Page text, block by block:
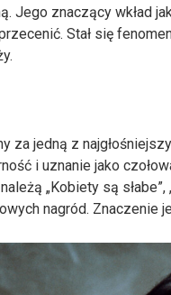
Jego znaczący wkład
Stał się
za jedną z
i uznanie jako
„Kobiety są słabe”,
nagród. Znaczenie